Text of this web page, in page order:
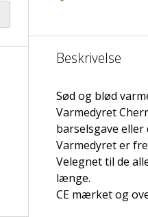
Beskrivelse
Sød og blød
Varmedyret
barselsgave eller
Varmedyret er
Velegnet til de
længe.
CE mærket og